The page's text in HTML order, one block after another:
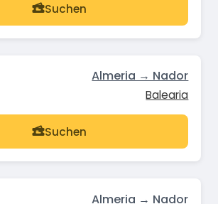
Suchen
Almeria → Nador
Balearia
Suchen
Almeria → Nador